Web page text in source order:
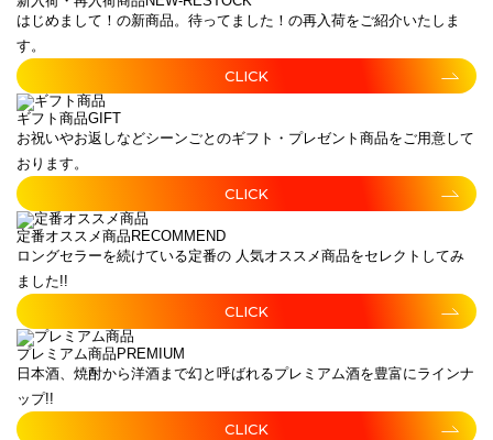
はじめまして！の新商品。待ってました！の再入荷をご紹介いたしま
す。
CLICK
ギフト商品GIFT
お祝いやお返しなどシーンごとのギフト・プレゼント商品をご用意して
おります。
CLICK
定番オススメ商品 RECOMMEND
ロングセラーを続けている定番の 人気オススメ商品をセレクトしてみ
ました!!
CLICK
プレミアム商品 PREMIUM
日本酒、焼酎から洋酒まで幻と呼ばれるプレミアム酒を豊富にラインナ
ップ!!
CLICK